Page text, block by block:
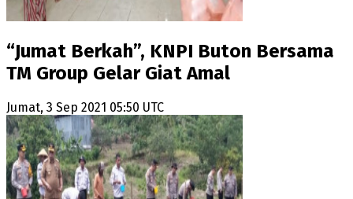
“Jumat Berkah”, KNPI Buton Bersama
TM Group Gelar Giat Amal
Jumat, 3 Sep 2021 05:50 UTC